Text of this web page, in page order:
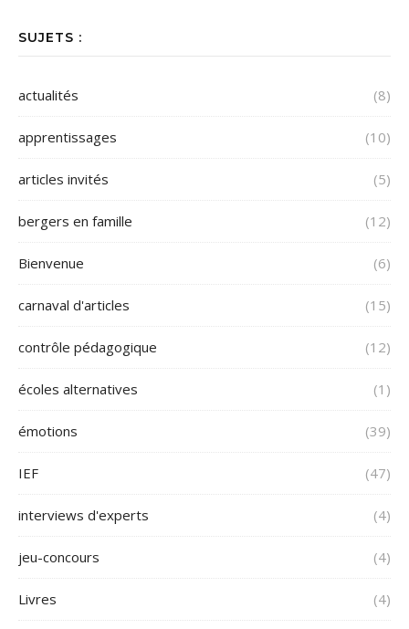
SUJETS :
actualités (8)
apprentissages (10)
articles invités (5)
bergers en famille (12)
Bienvenue (6)
carnaval d'articles (15)
contrôle pédagogique (12)
écoles alternatives (1)
émotions (39)
IEF (47)
interviews d'experts (4)
jeu-concours (4)
Livres (4)